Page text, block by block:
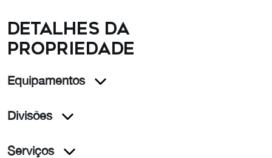
Detalhes da
propriedade
Equipamentos
Divisões
Serviços